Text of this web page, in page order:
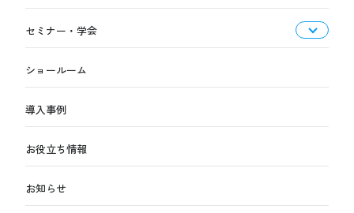
セミナー・学会
ショールーム
導入事例
お役立ち情報
お知らせ